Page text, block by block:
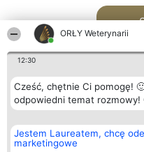
ORŁY Weterynarii
12:30
Cześć, chętnie Ci pomogę!
odpowiedni temat rozmowy!
Jestem Laureatem, chcę
marketingowe
Organizator plebiscytu
Bright Side Solutions sp. z o.
o. sp. k.